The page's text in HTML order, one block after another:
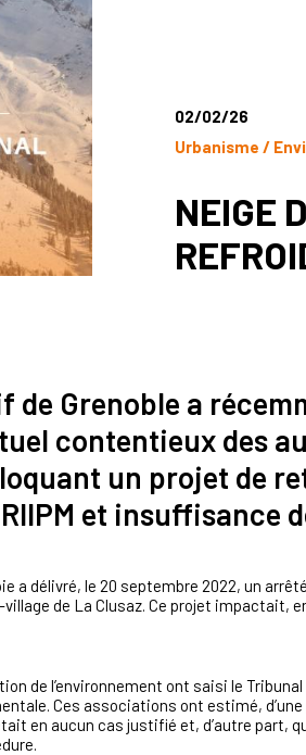
02/02/26
Urbanisme /
NEIGE
Grenoble a
contentieux des
un projet de
et insuffisance
a délivré, le 20 septembre 2022, un
village de La Clusaz. Ce projet
de l’environnement ont saisi le
Ces associations ont estimé,
en aucun cas justifié et, d’autre part,